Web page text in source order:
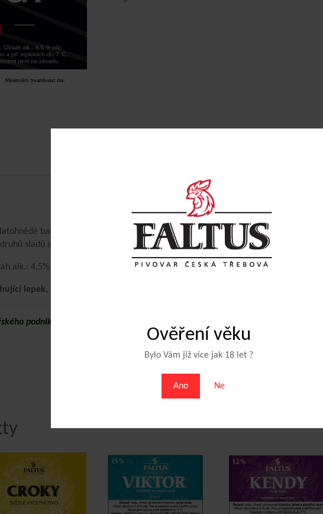
Ověření věku
Bylo Vám již více jak 18 let ?
Ano Ne
zlatohnědé barvy s bohatou stabilní pěnou. Je charakteristické vyváženou hořkostí a
sladů a třech druhů chmelů.
alk.: 4,5% obj. Nepasterováno, nefiltrováno, skladujte v chladu do 5 °C a temnu.
lepek, oxid siřičitý.
podniku: